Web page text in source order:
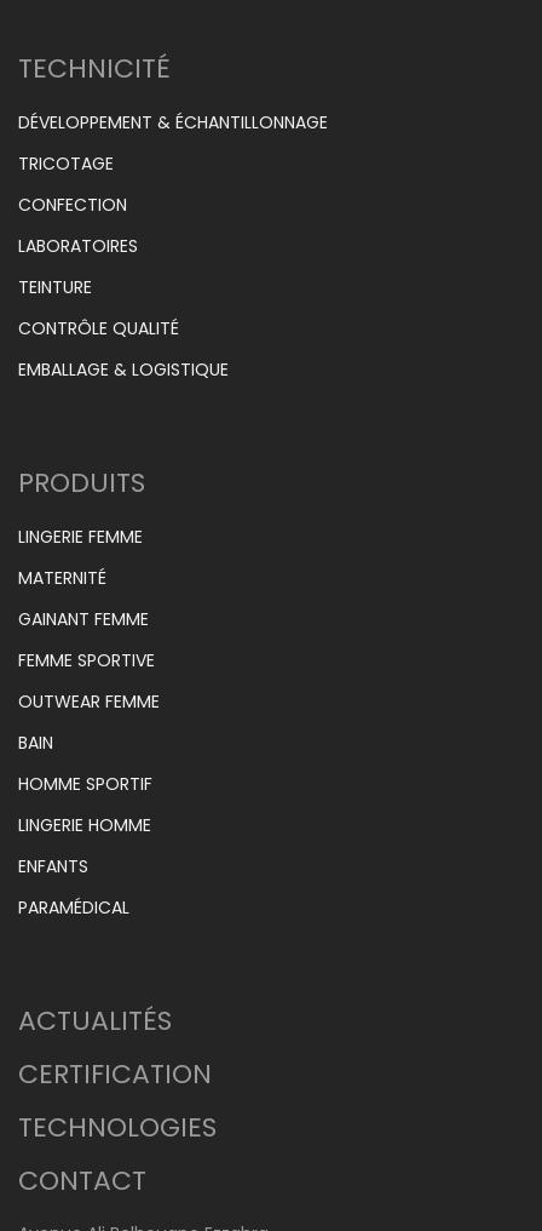
TECHNICITÉ
DÉVELOPPEMENT & ÉCHANTILLONNAGE
TRICOTAGE
CONFECTION
LABORATOIRES
TEINTURE
CONTRÔLE QUALITÉ
EMBALLAGE & LOGISTIQUE
PRODUITS
LINGERIE FEMME
MATERNITÉ
GAINANT FEMME
FEMME SPORTIVE
OUTWEAR FEMME
BAIN
HOMME SPORTIF
LINGERIE HOMME
ENFANTS
PARAMÉDICAL
ACTUALITÉS
CERTIFICATION
TECHNOLOGIES
CONTACT